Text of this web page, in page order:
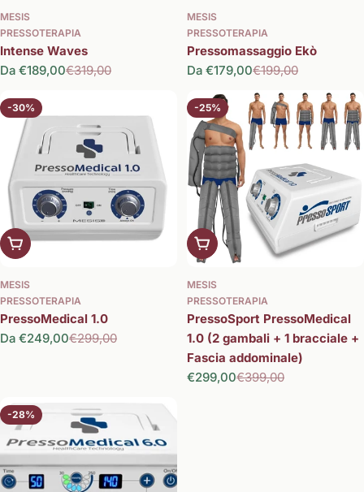
MESIS
PRESSOTERAPIA
Intense Waves
Prezzo
vendita
Da €189,00
Prezzo
€319,00
MESIS
PRESSOTERAPIA
Pressomassaggio Ekò
Prezzo
vendita
Da €179,00
Prezzo
normale
€199,00
-30%
Scegli le opzioni
MESIS
PRESSOTERAPIA
PressoMedical 1.0
Prezzo
Da €249,00
Prezzo
€299,00
-25%
Aggiungi al carrello
MESIS
PRESSOTERAPIA
PressoSport PressoMedical
1.0 (2 gambali + 1 bracciale +
Fascia addominale)
Prezzo
€299,00
Prezzo €399,00
-28%